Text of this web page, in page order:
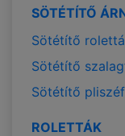
SÖTÉTÍTŐ
Sötétítő
Sötétítő
Sötétítő
ROLETTÁK